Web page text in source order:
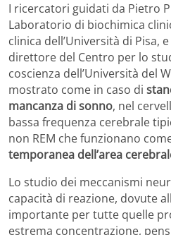
I ricercatori guidati da Pietro
Laboratorio di biochimica
clinica dell’Università di Pisa,
direttore del Centro per lo
coscienza dell’Università del
mostrato come in caso di
mancanza di sonno, nel
bassa frequenza cerebrale
non REM che funzionano
temporanea dell’area
Lo studio dei meccanismi
capacità di reazione, dovute
importante per tutte quelle
estrema concentrazione,